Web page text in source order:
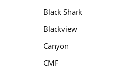
Black Shark
Blackview
Canyon
CMF